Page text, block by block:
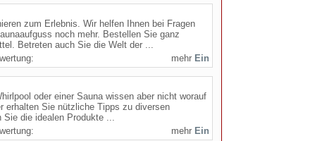
zum Erlebnis. Wir helfen Ihnen bei Fragen
noch mehr. Bestellen Sie ganz
Betreten auch Sie die Welt der ...
mehr
oder einer Sauna wissen aber nicht worauf
erhalten Sie nützliche Tipps zu diversen
Sie die idealen Produkte ...
mehr